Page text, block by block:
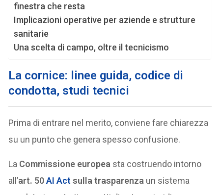
finestra che resta
Implicazioni operative per aziende e strutture
sanitarie
Una scelta di campo, oltre il tecnicismo
La cornice: linee guida, codice di
condotta, studi tecnici
Prima di entrare nel merito, conviene fare chiarezza
su un punto che genera spesso confusione.
La Commissione europea sta costruendo intorno
all’art. 50AI Act sulla trasparenza un sistema